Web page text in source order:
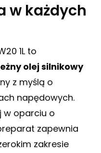
w każdych
1L to
olej silnikowy
z myślą o
napędowych.
w oparciu o
zapewnia
zakresie